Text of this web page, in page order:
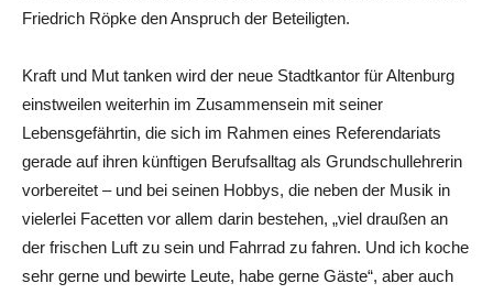
Friedrich Röpke den Anspruch der Beteiligten.
Kraft und Mut tanken wird der neue Stadtkantor für Altenburg
einstweilen weiterhin im Zusammensein mit seiner
Lebensgefährtin, die sich im Rahmen eines Referendariats
gerade auf ihren künftigen Berufsalltag als Grundschullehrerin
vorbereitet – und bei seinen Hobbys, die neben der Musik in
vielerlei Facetten vor allem darin bestehen, „viel draußen an
der frischen Luft zu sein und Fahrrad zu fahren. Und ich koche
sehr gerne und bewirte Leute, habe gerne Gäste“, aber auch